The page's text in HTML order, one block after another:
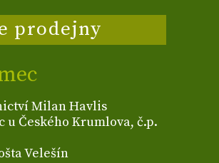
prodejny
Milan Havlis
u Českého Krumlova, č.p.
Velešín